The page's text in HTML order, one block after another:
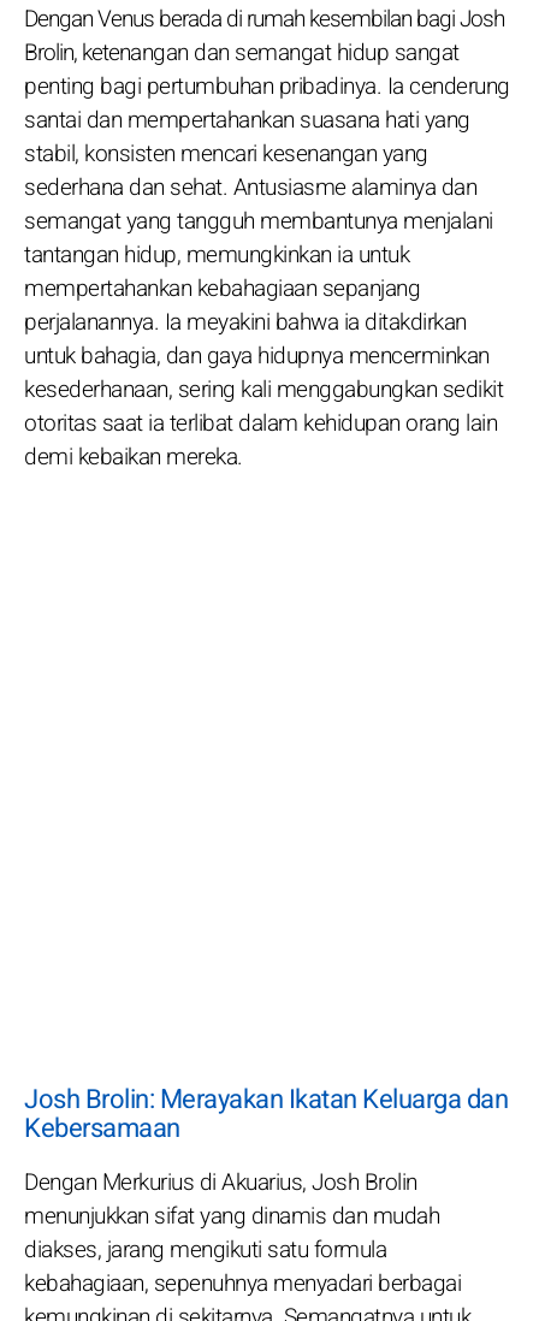
Dengan Venus berada di rumah kesembilan bagi Josh
Brolin, ketenangan dan semangat hidup sangat
penting bagi pertumbuhan pribadinya. Ia cenderung
santai dan mempertahankan suasana hati yang
stabil, konsisten mencari kesenangan yang
sederhana dan sehat. Antusiasme alaminya dan
semangat yang tangguh membantunya menjalani
tantangan hidup, memungkinkan ia untuk
mempertahankan kebahagiaan sepanjang
perjalanannya. Ia meyakini bahwa ia ditakdirkan
untuk bahagia, dan gaya hidupnya mencerminkan
kesederhanaan, sering kali menggabungkan sedikit
otoritas saat ia terlibat dalam kehidupan orang lain
demi kebaikan mereka.
Josh Brolin: Merayakan Ikatan Keluarga dan
Kebersamaan
Dengan Merkurius di Akuarius, Josh Brolin
menunjukkan sifat yang dinamis dan mudah
diakses, jarang mengikuti satu formula
kebahagiaan, sepenuhnya menyadari berbagai